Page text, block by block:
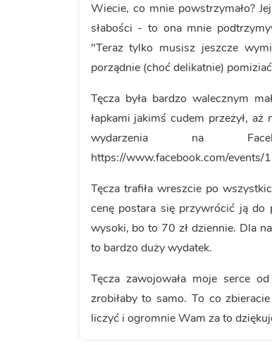
Wiecie, co mnie powstrzymało?
słabości - to ona mnie
"Teraz tylko musisz jeszcze
porządnie (choć delikatnie)
Tęcza była bardzo walecznym
łapkami jakimś cudem przeżył,
wydarzenia na
https://www.facebook.com/
Tęcza trafiła wreszcie po
cenę postara się przywrócić ją do
wysoki, bo to 70 zł dziennie. Dla
to bardzo duży wydatek.
Tęcza zawojowała moje serce
zrobiłaby to samo. To co
liczyć i ogromnie Wam za to